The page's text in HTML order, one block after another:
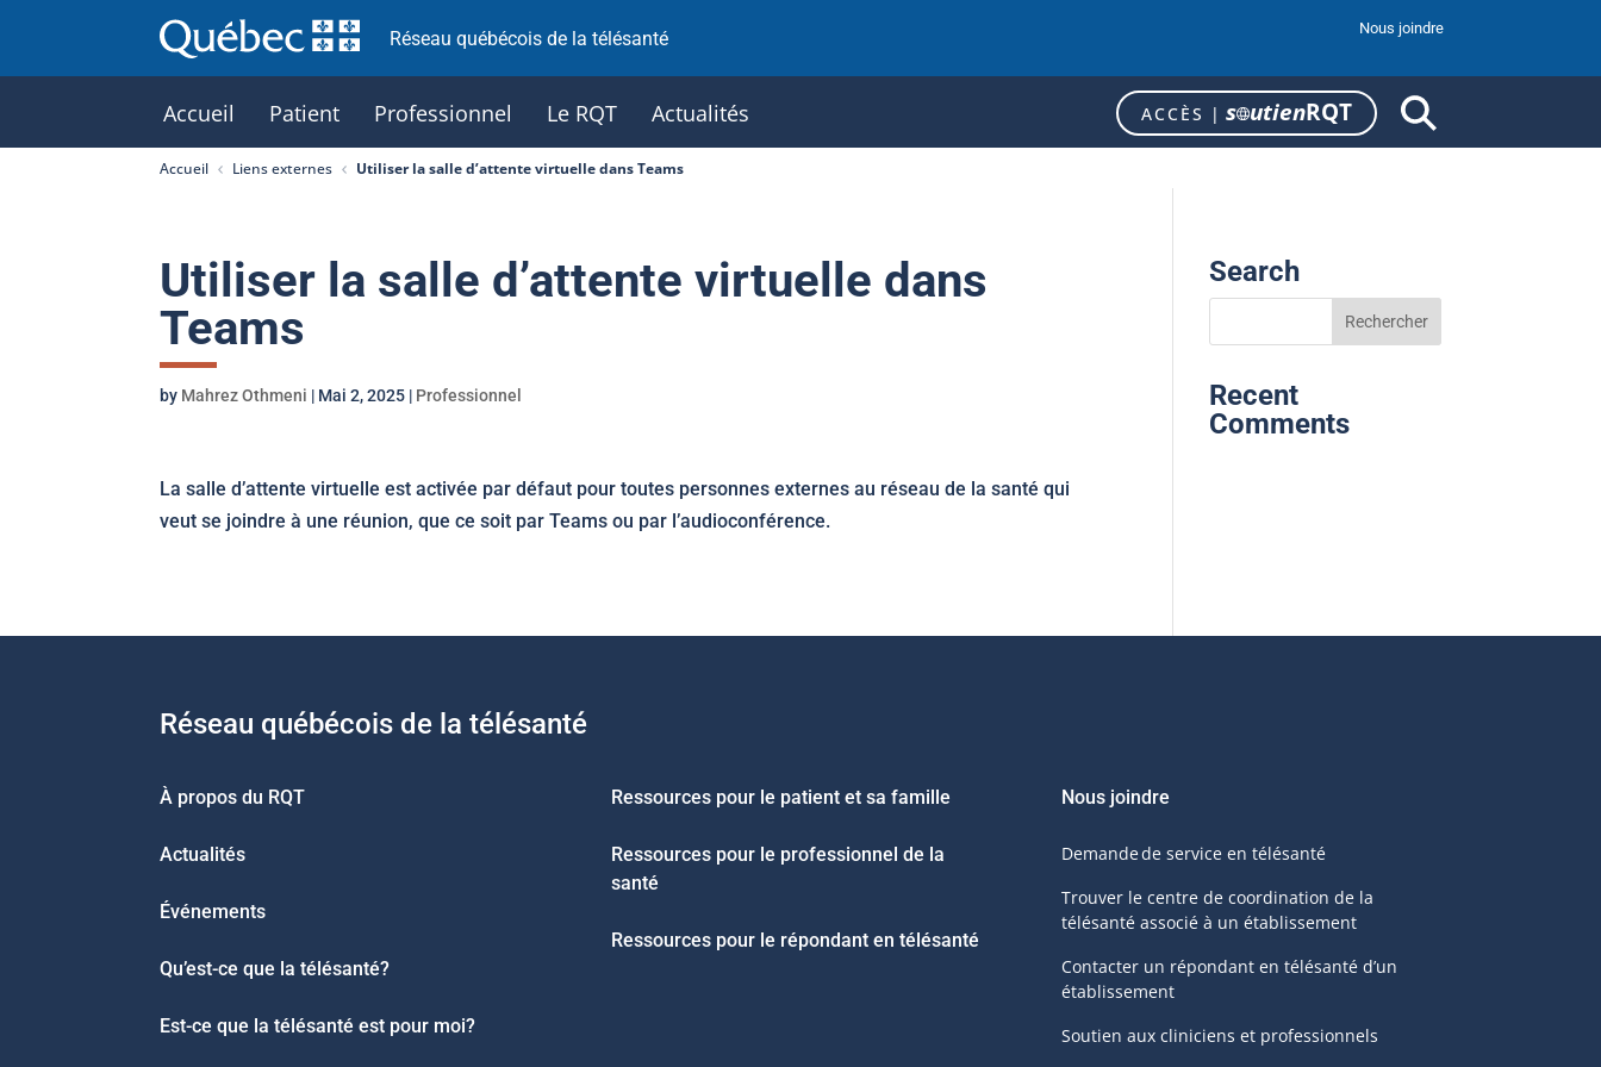
Réseau québécois de la télésanté Nous joindre
Accueil Patient Professionnel Le RQT Actualités ACCÈS | s utienRQT
Accueil Liens externes Utiliser la salle d’attente virtuelle dans Teams
Utiliser la salle d’attente virtuelle dans
Teams
by Mahrez Othmeni | Mai 2, 2025 | Professionnel
La salle d’attente virtuelle est activée par défaut pour toutes personnes externes au réseau de la santé qui
veut se joindre à une réunion, que ce soit par Teams ou par l’audioconférence.
Search
Recent
Comments
Réseau québécois de la télésanté
À propos du RQT
Actualités
Événements
Qu’est-ce que la télésanté?
Est-ce que la télésanté est pour moi?
Ressources pour le patient et sa famille
Ressources pour le professionnel de la
santé
Ressources pour le répondant en télésanté
Nous joindre
Demande de service en télésanté
Trouver le centre de coordination de la
télésanté associé à un établissement
Contacter un répondant en télésanté d’un
établissement
Soutien aux cliniciens et professionnels